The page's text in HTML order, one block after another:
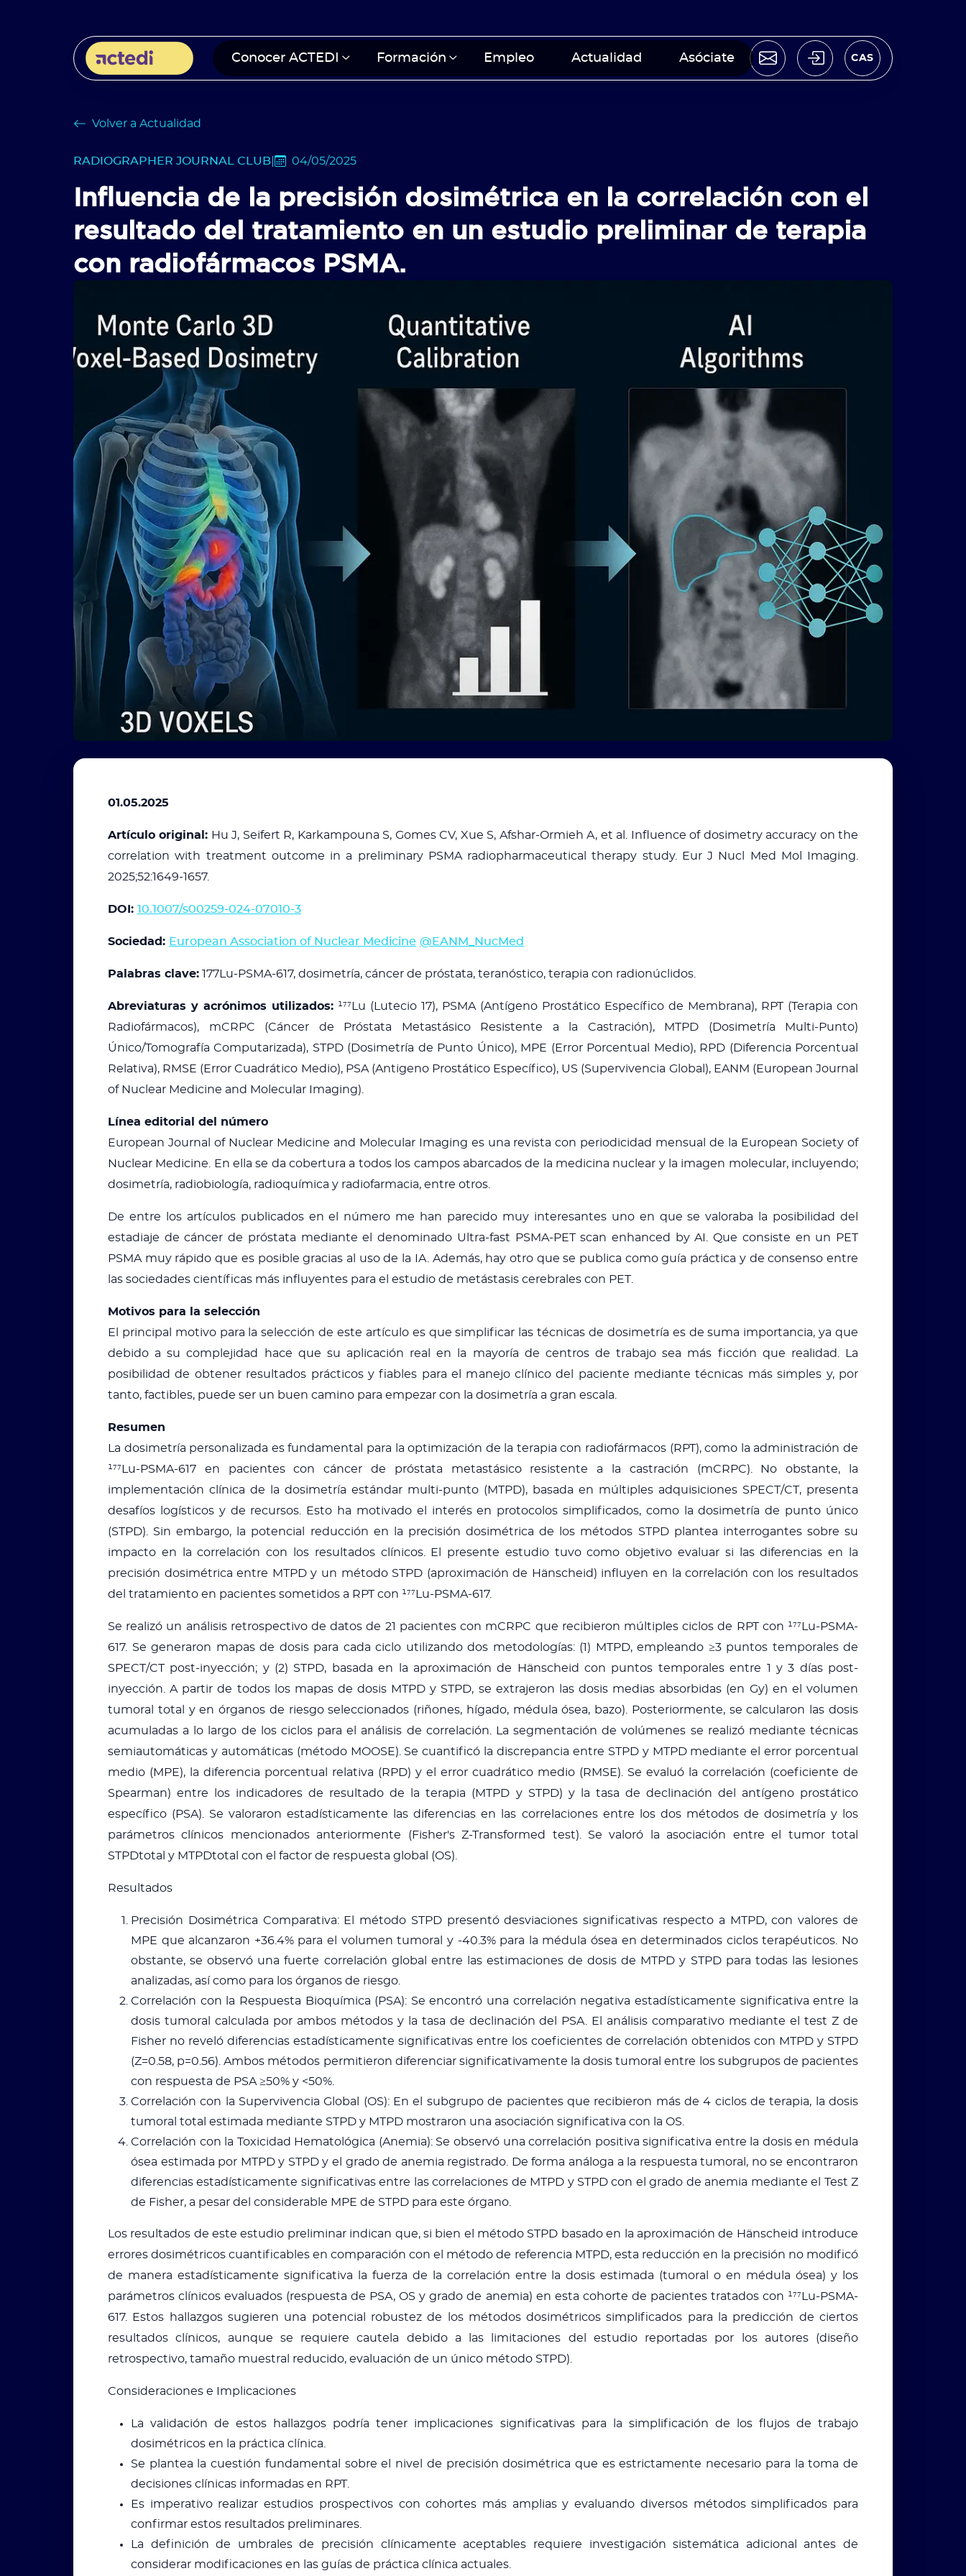
CAS
Conocer ACTEDI Formación Empleo Actualidad Asóciate
Volver a Actualidad
RADIOGRAPHER JOURNAL CLUB 04/05/2025
Influencia de la precisión dosimétrica en la correlación con el
resultado del tratamiento en un estudio preliminar de terapia
con radiofármacos PSMA.
01.05.2025
Artículo original: Hu J, Seifert R, Karkampouna S, Gomes CV, Xue S, Afshar-Ormieh A, et al. Influence of dosimetry accuracy on the
correlation with treatment outcome in a preliminary PSMA radiopharmaceutical therapy study. Eur J Nucl Med Mol Imaging.
2025;52:1649-1657.
DOI: 10.1007/s00259-024-07010-3
Sociedad: European Association of Nuclear Medicine @EANM_NucMed
Palabras clave: 177Lu-PSMA-617, dosimetría, cáncer de próstata, teranóstico, terapia con radionúclidos.
Abreviaturas y acrónimos utilizados: ¹⁷⁷Lu (Lutecio 17), PSMA (Antígeno Prostático Específico de Membrana), RPT (Terapia con
Radiofármacos), mCRPC (Cáncer de Próstata Metastásico Resistente a la Castración), MTPD (Dosimetría Multi-Punto)
Único/Tomografía Computarizada), STPD (Dosimetría de Punto Único), MPE (Error Porcentual Medio), RPD (Diferencia Porcentual
Relativa), RMSE (Error Cuadrático Medio), PSA (Antigeno Prostático Específico), US (Supervivencia Global), EANM (European Journal
of Nuclear Medicine and Molecular Imaging).
Línea editorial del número
European Journal of Nuclear Medicine and Molecular Imaging es una revista con periodicidad mensual de la European Society of
Nuclear Medicine. En ella se da cobertura a todos los campos abarcados de la medicina nuclear y la imagen molecular, incluyendo;
dosimetría, radiobiología, radioquímica y radiofarmacia, entre otros.
De entre los artículos publicados en el número me han parecido muy interesantes uno en que se valoraba la posibilidad del
estadiaje de cáncer de próstata mediante el denominado Ultra-fast PSMA-PET scan enhanced by AI. Que consiste en un PET
PSMA muy rápido que es posible gracias al uso de la IA. Además, hay otro que se publica como guía práctica y de consenso entre
las sociedades científicas más influyentes para el estudio de metástasis cerebrales con PET.
Motivos para la selección
El principal motivo para la selección de este artículo es que simplificar las técnicas de dosimetría es de suma importancia, ya que
debido a su complejidad hace que su aplicación real en la mayoría de centros de trabajo sea más ficción que realidad. La
posibilidad de obtener resultados prácticos y fiables para el manejo clínico del paciente mediante técnicas más simples y, por
tanto, factibles, puede ser un buen camino para empezar con la dosimetría a gran escala.
Resumen
La dosimetría personalizada es fundamental para la optimización de la terapia con radiofármacos (RPT), como la administración de
¹⁷⁷Lu-PSMA-617 en pacientes con cáncer de próstata metastásico resistente a la castración (mCRPC). No obstante, la
implementación clínica de la dosimetría estándar multi-punto (MTPD), basada en múltiples adquisiciones SPECT/CT, presenta
desafíos logísticos y de recursos. Esto ha motivado el interés en protocolos simplificados, como la dosimetría de punto único
(STPD). Sin embargo, la potencial reducción en la precisión dosimétrica de los métodos STPD plantea interrogantes sobre su
impacto en la correlación con los resultados clínicos. El presente estudio tuvo como objetivo evaluar si las diferencias en la
precisión dosimétrica entre MTPD y un método STPD (aproximación de Hänscheid) influyen en la correlación con los resultados
del tratamiento en pacientes sometidos a RPT con ¹⁷⁷Lu-PSMA-617.
Se realizó un análisis retrospectivo de datos de 21 pacientes con mCRPC que recibieron múltiples ciclos de RPT con ¹⁷⁷Lu-PSMA-
617. Se generaron mapas de dosis para cada ciclo utilizando dos metodologías: (1) MTPD, empleando ≥3 puntos temporales de
SPECT/CT post-inyección; y (2) STPD, basada en la aproximación de Hänscheid con puntos temporales entre 1 y 3 días post-
inyección. A partir de todos los mapas de dosis MTPD y STPD, se extrajeron las dosis medias absorbidas (en Gy) en el volumen
tumoral total y en órganos de riesgo seleccionados (riñones, hígado, médula ósea, bazo). Posteriormente, se calcularon las dosis
acumuladas a lo largo de los ciclos para el análisis de correlación. La segmentación de volúmenes se realizó mediante técnicas
semiautomáticas y automáticas (método MOOSE). Se cuantificó la discrepancia entre STPD y MTPD mediante el error porcentual
medio (MPE), la diferencia porcentual relativa (RPD) y el error cuadrático medio (RMSE). Se evaluó la correlación (coeficiente de
Spearman) entre los indicadores de resultado de la terapia (MTPD y STPD) y la tasa de declinación del antígeno prostático
específico (PSA). Se valoraron estadísticamente las diferencias en las correlaciones entre los dos métodos de dosimetría y los
parámetros clínicos mencionados anteriormente (Fisher's Z-Transformed test). Se valoró la asociación entre el tumor total
STPDtotal y MTPDtotal con el factor de respuesta global (OS).
Resultados
Precisión Dosimétrica Comparativa: El método STPD presentó desviaciones significativas respecto a MTPD, con valores de
MPE que alcanzaron +36.4% para el volumen tumoral y -40.3% para la médula ósea en determinados ciclos terapéuticos. No
obstante, se observó una fuerte correlación global entre las estimaciones de dosis de MTPD y STPD para todas las lesiones
analizadas, así como para los órganos de riesgo.
Correlación con la Respuesta Bioquímica (PSA): Se encontró una correlación negativa estadísticamente significativa entre la
dosis tumoral calculada por ambos métodos y la tasa de declinación del PSA. El análisis comparativo mediante el test Z de
Fisher no reveló diferencias estadísticamente significativas entre los coeficientes de correlación obtenidos con MTPD y STPD
(Z=0.58, p=0.56). Ambos métodos permitieron diferenciar significativamente la dosis tumoral entre los subgrupos de pacientes
con respuesta de PSA ≥50% y <50%.
Correlación con la Supervivencia Global (OS): En el subgrupo de pacientes que recibieron más de 4 ciclos de terapia, la dosis
tumoral total estimada mediante STPD y MTPD mostraron una asociación significativa con la OS.
Correlación con la Toxicidad Hematológica (Anemia): Se observó una correlación positiva significativa entre la dosis en médula
ósea estimada por MTPD y STPD y el grado de anemia registrado. De forma análoga a la respuesta tumoral, no se encontraron
diferencias estadísticamente significativas entre las correlaciones de MTPD y STPD con el grado de anemia mediante el Test Z
de Fisher, a pesar del considerable MPE de STPD para este órgano.
Los resultados de este estudio preliminar indican que, si bien el método STPD basado en la aproximación de Hänscheid introduce
errores dosimétricos cuantificables en comparación con el método de referencia MTPD, esta reducción en la precisión no modificó
de manera estadísticamente significativa la fuerza de la correlación entre la dosis estimada (tumoral o en médula ósea) y los
parámetros clínicos evaluados (respuesta de PSA, OS y grado de anemia) en esta cohorte de pacientes tratados con ¹⁷⁷Lu-PSMA-
617. Estos hallazgos sugieren una potencial robustez de los métodos dosimétricos simplificados para la predicción de ciertos
resultados clínicos, aunque se requiere cautela debido a las limitaciones del estudio reportadas por los autores (diseño
retrospectivo, tamaño muestral reducido, evaluación de un único método STPD).
Consideraciones e Implicaciones
La validación de estos hallazgos podría tener implicaciones significativas para la simplificación de los flujos de trabajo
dosimétricos en la práctica clínica.
Se plantea la cuestión fundamental sobre el nivel de precisión dosimétrica que es estrictamente necesario para la toma de
decisiones clínicas informadas en RPT.
Es imperativo realizar estudios prospectivos con cohortes más amplias y evaluando diversos métodos simplificados para
confirmar estos resultados preliminares.
La definición de umbrales de precisión clínicamente aceptables requiere investigación sistemática adicional antes de
considerar modificaciones en las guías de práctica clínica actuales.